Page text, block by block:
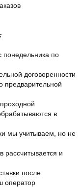
понедельника по
договоренности
предварительной
в
мы учитываем, но не
рассчитывается и
после
оператор